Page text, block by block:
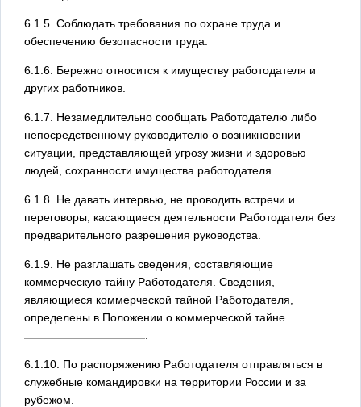
6.1.5. Соблюдать требования по охране труда и
обеспечению безопасности труда.
6.1.6. Бережно относится к имуществу работодателя и
других работников.
6.1.7. Незамедлительно сообщать Работодателю либо
непосредственному руководителю о возникновении
ситуации, представляющей угрозу жизни и здоровью
людей, сохранности имущества работодателя.
6.1.8. Не давать интервью, не проводить встречи и
переговоры, касающиеся деятельности Работодателя без
предварительного разрешения руководства.
6.1.9. Не разглашать сведения, составляющие
коммерческую тайну Работодателя. Сведения,
являющиеся коммерческой тайной Работодателя,
определены в Положении о коммерческой тайне
6.1.10. По распоряжению Работодателя отправляться в
служебные командировки на территории России и за
рубежом.